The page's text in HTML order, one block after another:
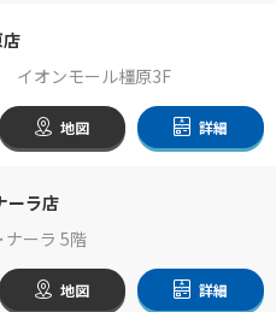
イオンモール橿原3F
地図 詳細
ーラ店
ーラ 5階
地図 詳細